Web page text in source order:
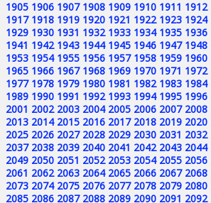
1905 1906 1907 1908 1909 1910 1911 1912
1917 1918 1919 1920 1921 1922 1923 1924
1929 1930 1931 1932 1933 1934 1935 1936
1941 1942 1943 1944 1945 1946 1947 1948
1953 1954 1955 1956 1957 1958 1959 1960
1965 1966 1967 1968 1969 1970 1971 1972
1977 1978 1979 1980 1981 1982 1983 1984
1989 1990 1991 1992 1993 1994 1995 1996
2001 2002 2003 2004 2005 2006 2007 2008
2013 2014 2015 2016 2017 2018 2019 2020
2025 2026 2027 2028 2029 2030 2031 2032
2037 2038 2039 2040 2041 2042 2043 2044
2049 2050 2051 2052 2053 2054 2055 2056
2061 2062 2063 2064 2065 2066 2067 2068
2073 2074 2075 2076 2077 2078 2079 2080
2085 2086 2087 2088 2089 2090 2091 2092